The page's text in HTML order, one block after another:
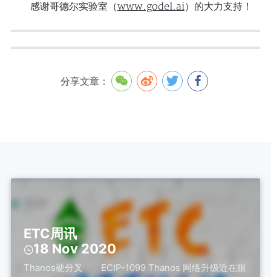
感谢哥德尔实验室（www.godel.ai）的大力支持！
分享文章：
ETC周讯
18 Nov 2020
Thanos硬分叉 ECIP-1099 Thanos 网络升级近在眼